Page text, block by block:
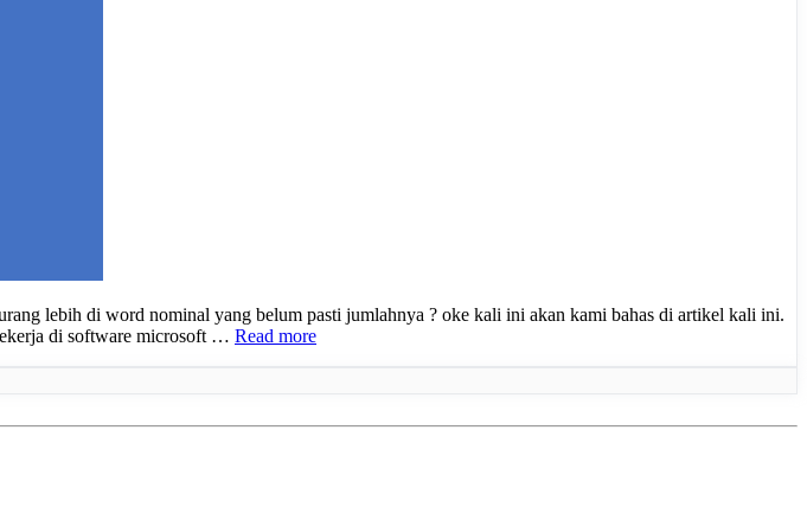
lebih di word nominal yang belum pasti jumlahnya ? oke kali ini akan kami bahas di artikel kali ini.
di software microsoft … Read more